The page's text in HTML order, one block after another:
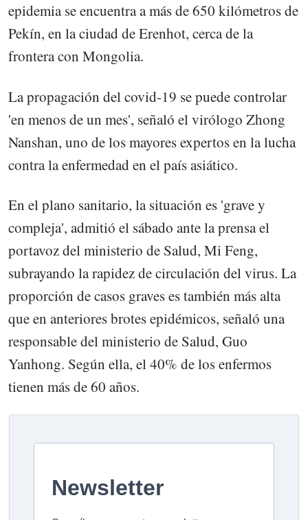
epidemia se encuentra a más de 650 kilómetros de
Pekín, en la ciudad de Erenhot, cerca de la
frontera con Mongolia.
La propagación del covid-19 se puede controlar
'en menos de un mes', señaló el virólogo Zhong
Nanshan, uno de los mayores expertos en la lucha
contra la enfermedad en el país asiático.
En el plano sanitario, la situación es 'grave y
compleja', admitió el sábado ante la prensa el
portavoz del ministerio de Salud, Mi Feng,
subrayando la rapidez de circulación del virus. La
proporción de casos graves es también más alta
que en anteriores brotes epidémicos, señaló una
responsable del ministerio de Salud, Guo
Yanhong. Según ella, el 40% de los enfermos
tienen más de 60 años.